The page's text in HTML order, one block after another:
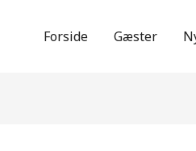
Forside Gæster